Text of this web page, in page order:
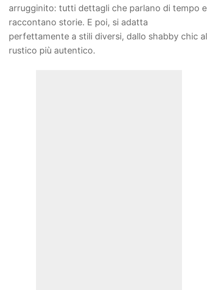
arrugginito: tutti dettagli che parlano di tempo e
raccontano storie. E poi, si adatta
perfettamente a stili diversi, dallo shabby chic al
rustico più autentico.